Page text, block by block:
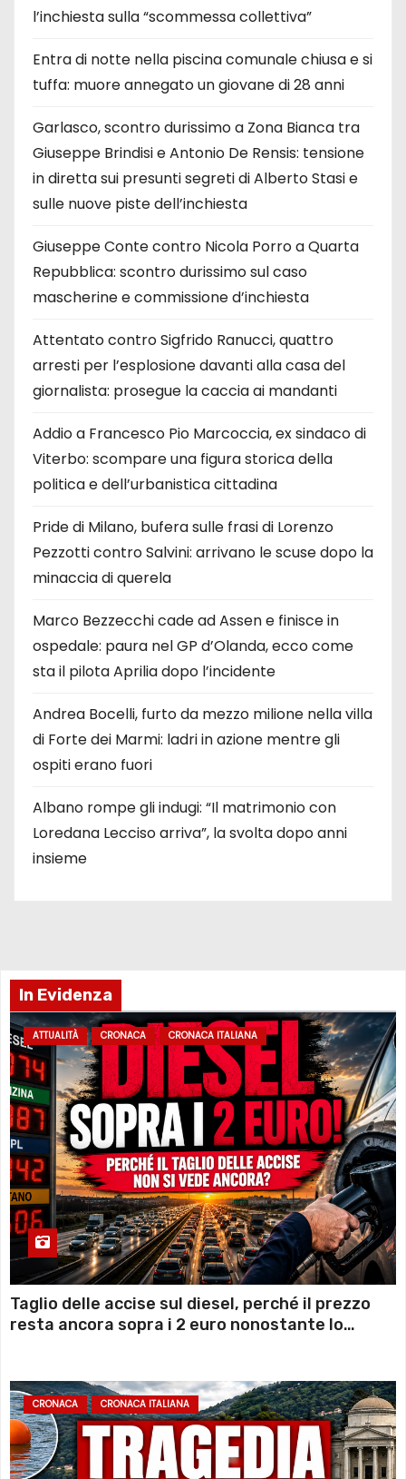
l’inchiesta sulla “scommessa collettiva”
Entra di notte nella piscina comunale chiusa e si
tuffa: muore annegato un giovane di 28 anni
Garlasco, scontro durissimo a Zona Bianca tra
Giuseppe Brindisi e Antonio De Rensis: tensione
in diretta sui presunti segreti di Alberto Stasi e
sulle nuove piste dell’inchiesta
Giuseppe Conte contro Nicola Porro a Quarta
Repubblica: scontro durissimo sul caso
mascherine e commissione d’inchiesta
Attentato contro Sigfrido Ranucci, quattro
arresti per l’esplosione davanti alla casa del
giornalista: prosegue la caccia ai mandanti
Addio a Francesco Pio Marcoccia, ex sindaco di
Viterbo: scompare una figura storica della
politica e dell’urbanistica cittadina
Pride di Milano, bufera sulle frasi di Lorenzo
Pezzotti contro Salvini: arrivano le scuse dopo la
minaccia di querela
Marco Bezzecchi cade ad Assen e finisce in
ospedale: paura nel GP d’Olanda, ecco come
sta il pilota Aprilia dopo l’incidente
Andrea Bocelli, furto da mezzo milione nella villa
di Forte dei Marmi: ladri in azione mentre gli
ospiti erano fuori
Albano rompe gli indugi: “Il matrimonio con
Loredana Lecciso arriva”, la svolta dopo anni
insieme
In Evidenza
ATTUALITÀ CRONACA CRONACA ITALIANA
Taglio delle accise sul diesel, perché il prezzo
resta ancora sopra i 2 euro nonostante lo
CRONACA CRONACA ITALIANA